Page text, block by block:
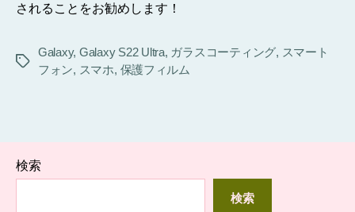
されることをお勧めします！
タ
Galaxy, Galaxy S22 Ultra, ガラスコーティング, スマート
フォン, スマホ, 保護フィルム
検索
検索